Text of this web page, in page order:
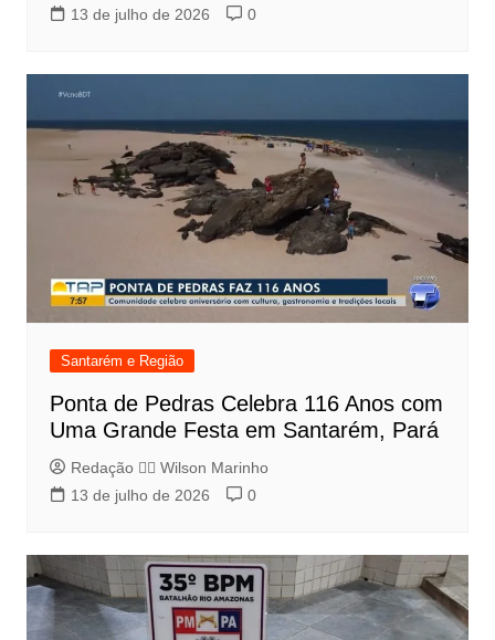
13 de julho de 2026
0
Santarém e Região
Ponta de Pedras Celebra 116 Anos com
Uma Grande Festa em Santarém, Pará
Redação 👨‍⚖️​ Wilson Marinho
13 de julho de 2026
0